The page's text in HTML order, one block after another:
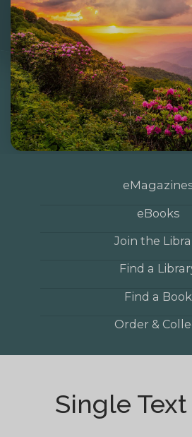
eBooks
Join the
Find a
Find a Book
Order &
Single